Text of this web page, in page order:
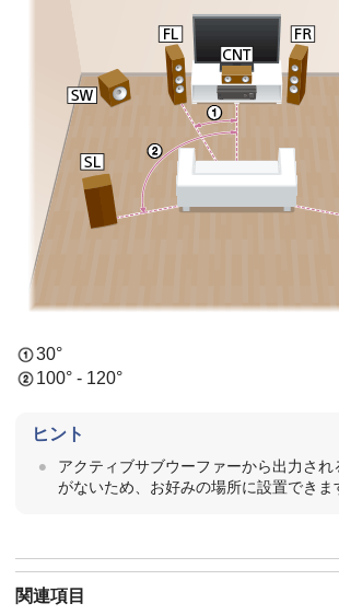
30°
100° - 120°
ヒント
アクティブサブウーファーから出力され
がないため、お好みの場所に設置できま
関連項目